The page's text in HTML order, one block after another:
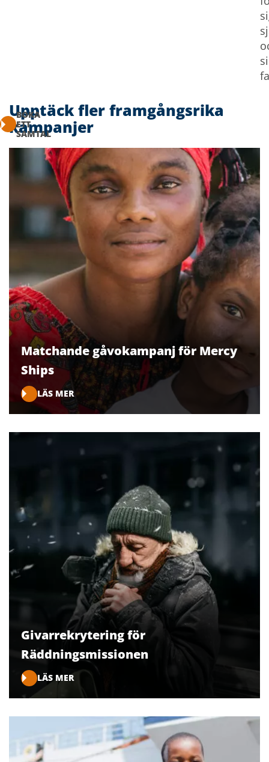
BOKA
ETT
SAMTAL
Upptäck fler framgångsrika
kampanjer
Matchande gåvokampanj för Mercy
Ships
LÄS MER
Givarrekrytering för
Räddningsmissionen
LÄS MER